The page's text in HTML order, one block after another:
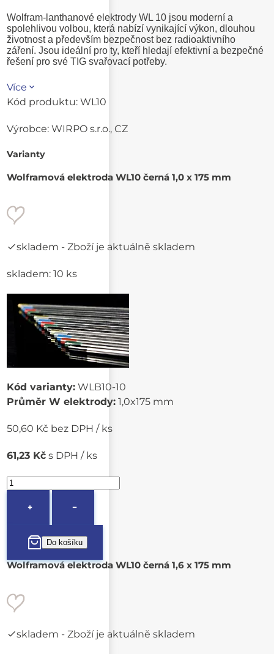
Wolfram-lanthanové elektrody WL 10 jsou moderní a
spolehlivou volbou, která nabízí vynikající výkon, dlouhou
životnost a především bezpečnost bez radioaktivního
záření. Jsou ideální pro ty, kteří hledají efektivní a bezpečné
řešení pro své TIG svařovací potřeby.
Více
Kód produktu: WL10
Výrobce: WIRPO s.r.o., CZ
Varianty
Wolframová elektroda WL10 černá 1,0 x 175 mm
skladem - Zboží je aktuálně skladem
skladem: 10 ks
Kód varianty: WLB10-10
Průměr W elektrody: 1,0x175 mm
50,60 Kč bez DPH / ks
61,23 Kč s DPH / ks
+ −
Wolframová elektroda WL10 černá 1,6 x 175 mm
skladem - Zboží je aktuálně skladem